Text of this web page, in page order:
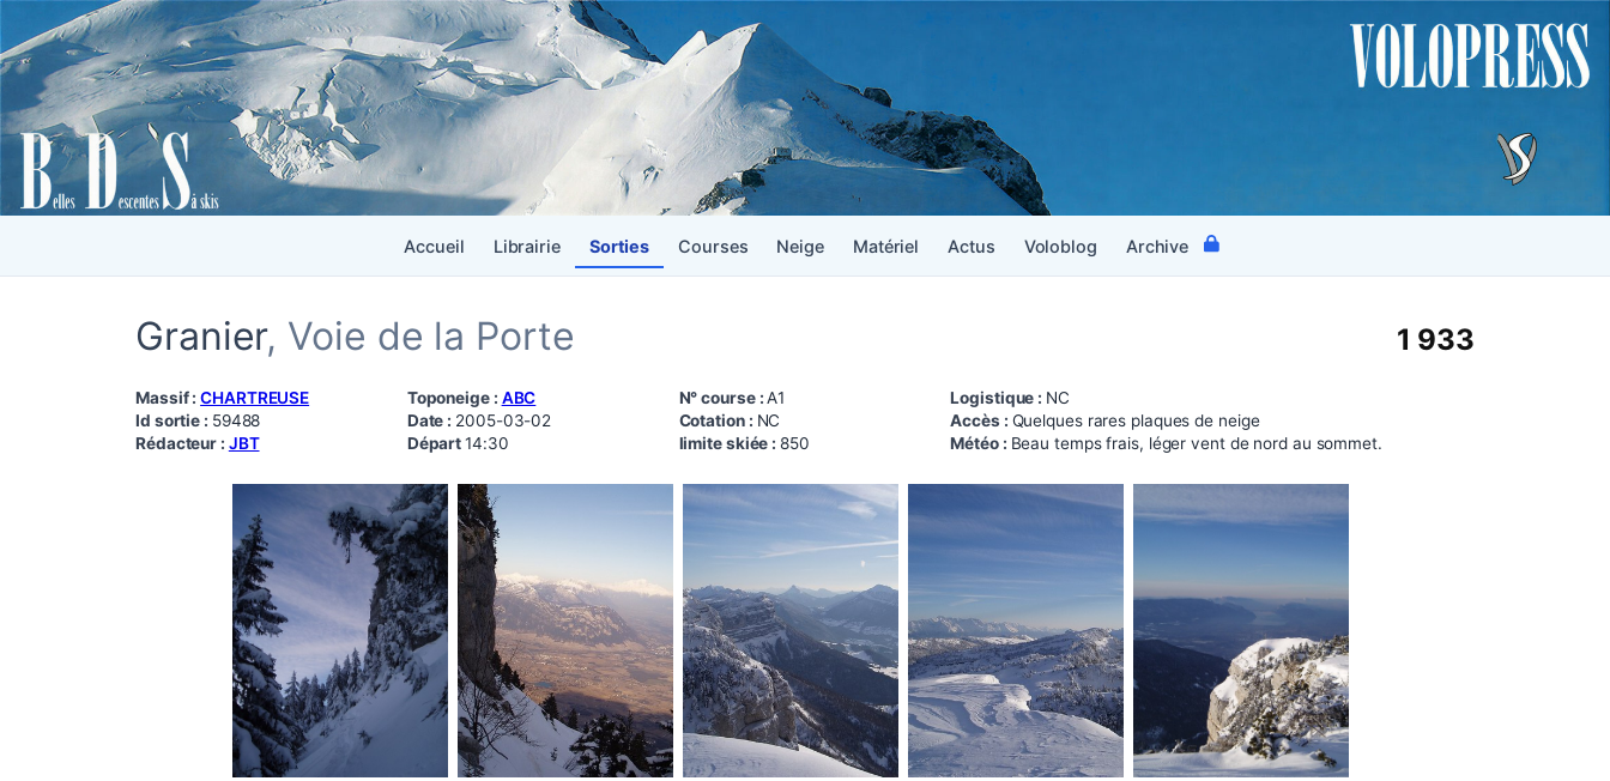
Accueil Librairie Sorties Courses Neige Matériel Actus Voloblog Archive
Granier, Voie de la Porte 1 933
Massif :CHARTREUSE
Id sortie : 59488
Rédacteur : JBT
Toponeige : ABC
Date : 2005-03-02
Départ14:30
N° course :A1
Cotation : NC
limite skiée :850
Logistique : NC
Accès : Quelques rares plaques de neige
Météo : Beau temps frais, léger vent de nord au sommet.